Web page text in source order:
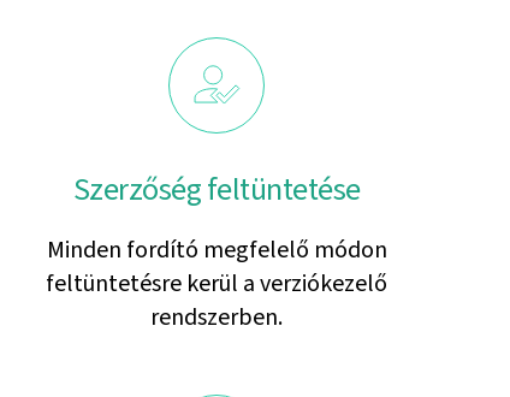
Szerzőség feltüntetése
Minden fordító megfelelő módon
feltüntetésre kerül a verziókezelő
rendszerben.